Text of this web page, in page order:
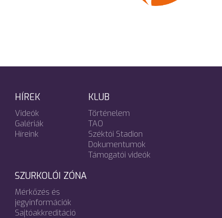
HÍREK
Videók
Galériák
Híreink
KLUB
Történelem
TAO
Széktói Stadion
Dokumentumok
Támogatói videók
SZURKOLÓI ZÓNA
Mérkőzés és
jegyinformációk
Sajtóakkreditáció